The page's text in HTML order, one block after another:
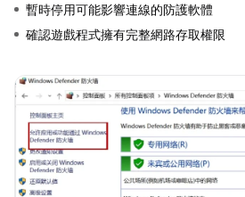
暫時停用可能影響連線的防護軟體
確認遊戲程式擁有完整網路存取權限